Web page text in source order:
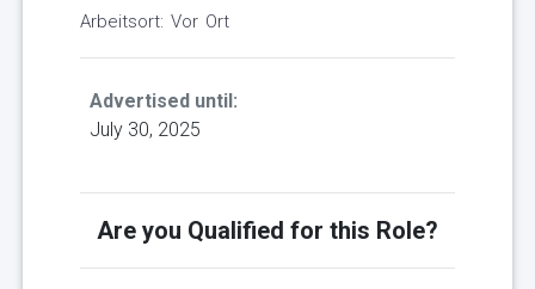
Arbeitsort: Vor Ort
Advertised until:
July 30, 2025
Are you Qualified for this Role?